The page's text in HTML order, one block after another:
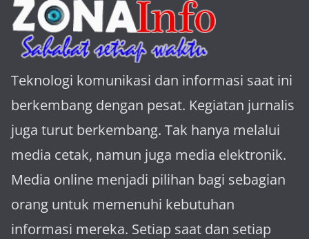
Teknologi komunikasi dan informasi saat ini
berkembang dengan pesat. Kegiatan jurnalis
juga turut berkembang. Tak hanya melalui
media cetak, namun juga media elektronik.
Media online menjadi pilihan bagi sebagian
orang untuk memenuhi kebutuhan
informasi mereka. Setiap saat dan setiap